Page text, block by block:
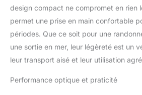
design compact ne compromet en rien
permet une prise en main confortable
périodes. Que ce soit pour une
une sortie en mer, leur légèreté est un
leur transport aisé et leur utilisation
Performance optique et praticité